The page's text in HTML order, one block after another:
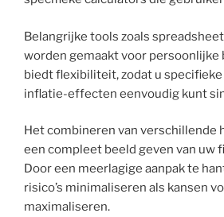
Belangrijke tools zoals
worden gemaakt voor persoonlijke
biedt flexibiliteit, zodat u specifieke
inflatie-effecten eenvoudig kunt
Het combineren van verschillende
een compleet beeld geven van uw
Door een meerlagige aanpak te
risico’s minimaliseren als kansen
maximaliseren.